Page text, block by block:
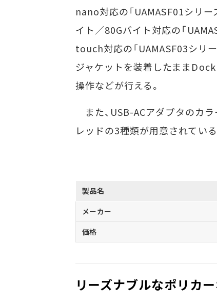
nano対応の「UAMASF01シリー
イト／80Gバイト対応の「
touch対応の「UAMASF03シリ
ジャケットを装着したまま
操作などが行える。
また、USB-ACアダプタのカ
レッドの3種類が用意されている
製品名
メーカー
価格
リーズナブルなポリカ